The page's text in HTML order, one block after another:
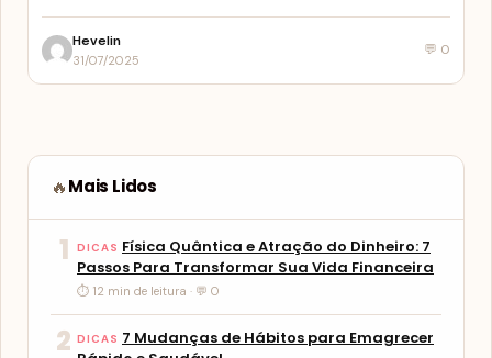
Hevelin
31/07/2025
💬 0
🔥Mais Lidos
1 DICAS Física Quântica e Atração do Dinheiro: 7
Passos Para Transformar Sua Vida Financeira
⏱ 12 min de leitura · 💬 0
2 DICAS 7 Mudanças de Hábitos para Emagrecer